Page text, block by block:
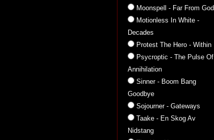
Moonspell - Far From God
Motionless In White -
Decades
Protest The Hero - Within
Psycroptic - The Pulse Of
Annihilation
Sinner - Boom Bang
Goodbye
Sojourner - Gateways
Taake - En Skog Av
Nidstang